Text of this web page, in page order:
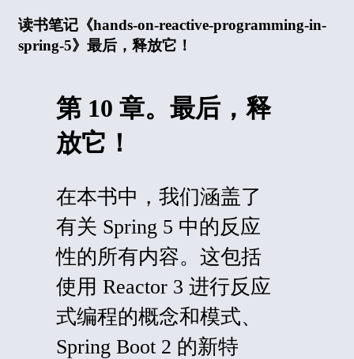
读书笔记《hands-on-reactive-programming-in-
spring-5》最后，释放它！
第 10 章。最后，释​​
放它！
在本书中，我们涵盖了
有关 Spring 5 中的反应
性的所有内容。这包括
使用 Reactor 3 进行反应
式编程的概念和模式、
Spring Boot 2 的新特